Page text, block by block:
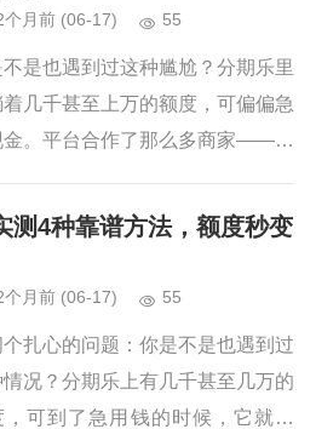
个月前 (06-17) 55
是也遇到过这种尴尬？分期乐里
几千甚至上万的额度，可偏偏急
金。平台合作了那么多商家——京
美妆店。服务确实全，从3C到日
测4种靠谱方法，额度秒变
个月前 (06-17) 55
个扎心的问题：你是不是也遇到过
况？分期乐上有几千甚至几万的
，可到了急用钱的时候，它就是